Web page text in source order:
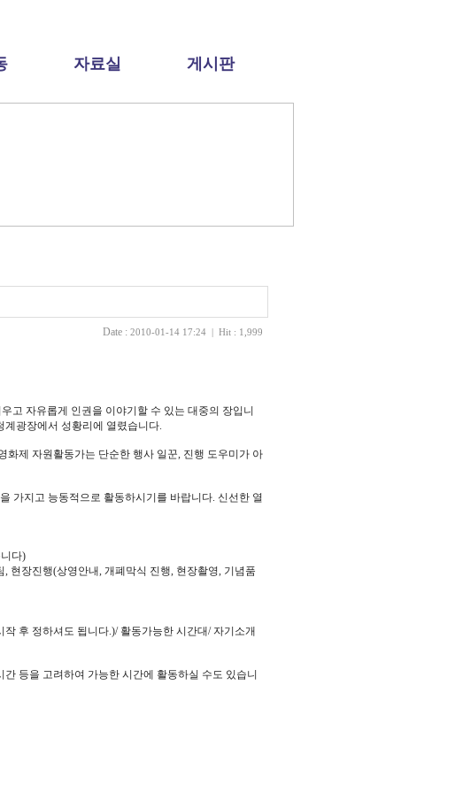
자료실 게시판
Date : 2010-01-14 17:24 | Hit : 1,999
고 자유롭게 인권을 이야기할 수 있는 대중의 장입니
계광장에서 성황리에 열렸습니다.
화제 자원활동가는 단순한 행사 일꾼, 진행 도우미가 아
가지고 능동적으로 활동하시기를 바랍니다. 신선한 열
다)
현장진행(상영안내, 개폐막식 진행, 현장촬영, 기념품
후 정하셔도 됩니다.)/ 활동가능한 시간대/ 자기소개
등을 고려하여 가능한 시간에 활동하실 수도 있습니